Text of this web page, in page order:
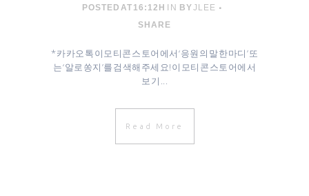
POSTED AT 16:12H IN BYJLEE
SHARE
* 카카오톡 이모티콘 스토어에서 ‘응원의 말 한 마디’ 또
는 ‘알로쏭지’를 검색해주세요! 이모티콘 스토어에서
보기 ...
Read More